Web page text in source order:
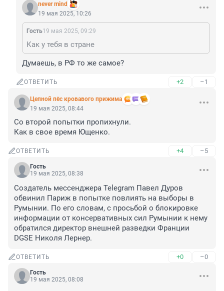
never mind
19 мая 2025, 10:26
Гость19 мая 2025, 09:29
Как у тебя в стране
Думаешь, в РФ то же самое?
ОТВЕТИТЬ +2 –1
Цепной пёс кровавого прижима
19 мая 2025, 08:44
Со второй попытки пропихнули.
Как в свое время Ющенко.
ОТВЕТИТЬ +4 –5
Гость
19 мая 2025, 08:38
Создатель мессенджера Telegram Павел Дуров
обвинил Париж в попытке повлиять на выборы в
Румынии. По его словам, с просьбой о блокировке
информации от консервативных сил Румынии к нему
обратился директор внешней разведки Франции
DGSE Николя Лернер.
ОТВЕТИТЬ +0 –0
Гость
19 мая 2025, 08:08